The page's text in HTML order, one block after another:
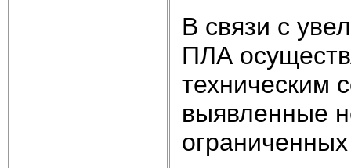
В связи с
ПЛА
техническим
выявленные